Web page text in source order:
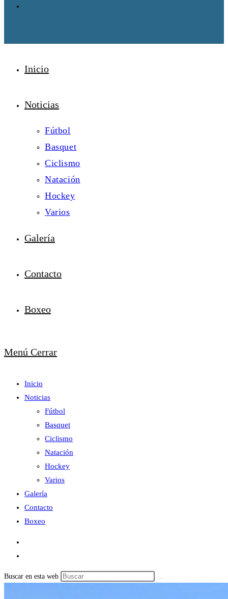
Inicio
Noticias
Fútbol
Basquet
Ciclismo
Natación
Hockey
Varios
Galería
Contacto
Boxeo
Menú Cerrar
Inicio
Noticias
Fútbol
Basquet
Ciclismo
Natación
Hockey
Varios
Galería
Contacto
Boxeo
Buscar en esta web